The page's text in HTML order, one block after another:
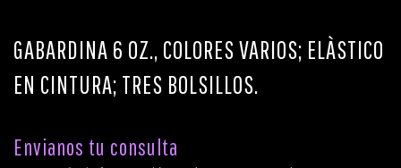
GABARDINA 6 OZ., COLORES VARIOS; ELÀSTICO
EN CINTURA; TRES BOLSILLOS.
Envianos tu consulta